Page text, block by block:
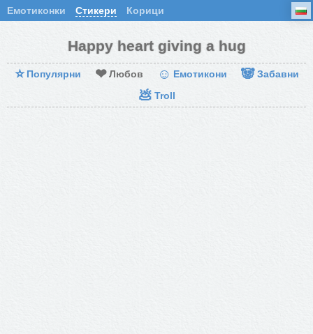
Емотиконки Стикери Корици
Happy heart giving a hug
⭐ Популярни ❤ Любов ☺ Емотикони 🐼 Забавни
💩 Troll